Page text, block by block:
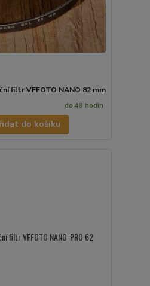
filtr VFFOTO NANO 82 mm
do 48 hodin
do košíku